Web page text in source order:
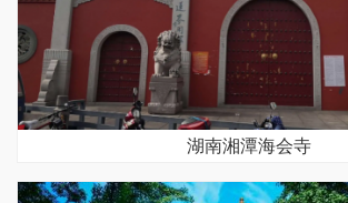
湖南湘潭海会寺